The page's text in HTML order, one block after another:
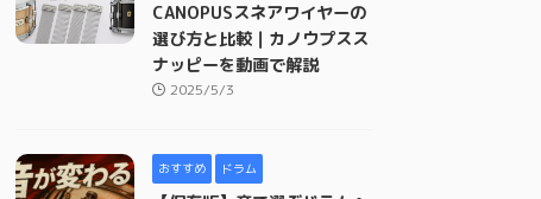
CANOPUSスネアワイヤーの
選び方と比較｜カノウプスス
ナッピーを動画で解説
2025/5/3
おすすめ ドラム